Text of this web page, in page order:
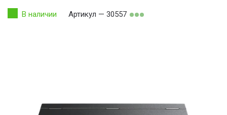
В наличии Артикул — 30557